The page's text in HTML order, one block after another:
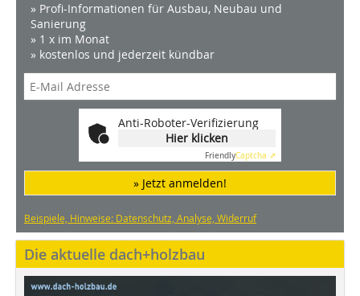
» Profi-Informationen für Ausbau, Neubau und
Sanierung
» 1 x im Monat
» kostenlos und jederzeit kündbar
Anti-Roboter-Verifizierung
Hier klicken
FriendlyCaptcha ⇗
» Jetzt anmelden!
Beispiele, Hinweise: Datenschutz, Analyse, Widerruf
Die aktuelle dach+holzbau